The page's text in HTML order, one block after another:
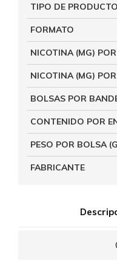
TIPO DE PRODUCTO
FORMATO
NICOTINA (MG)
NICOTINA (MG)
BOLSAS POR
CONTENIDO POR
PESO POR BOLSA
FABRICANTE